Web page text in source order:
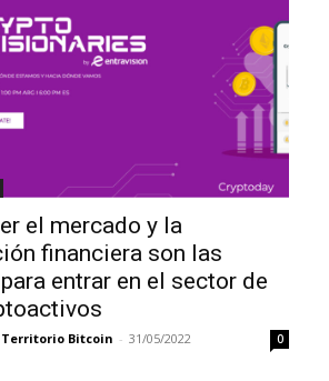
el mercado y la
financiera son las
entrar en el sector de
Territorio Bitcoin - 31/05/2022 0